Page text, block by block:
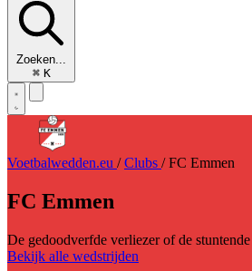
Zoeken...
⌘ K
Voetbalwedden.eu / Clubs / FC Emmen
FC Emmen
De gedoodverfde verliezer of de
Bekijk alle wedstrijden